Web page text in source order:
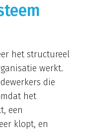
het structureel
werkt.
die
het
een
klopt, en